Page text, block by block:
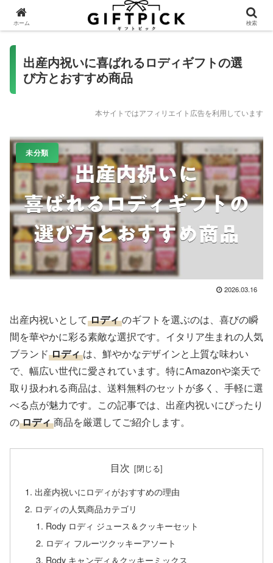
出産内祝いに喜ばれるロディギフトの選
び方とおすすめ商品
本サイトではアフィリエイト広告を利用しています
未分類
2026.03.16
出産内祝いとして ロディのギフトを選ぶのは、喜びの瞬
間を華やかに彩る素敵な選択です。イタリア生まれの人気
ブランド ロディ は、鮮やかなデザインと上質な味わい
で、幅広い世代に愛されています。特にAmazonや楽天で
取り扱われる商品は、送料無料のセットが多く、手軽に選
べる点が魅力です。この記事では、出産内祝いにぴったり
のロディ商品を厳選してご紹介します。
目次
出産内祝いにロディがおすすめの理由
ロディの人気商品カテゴリ
Rody ロディ ジュース＆クッキーセット
ロディ フルーツクッキーアソート
Rody キャンディ＆クッキーミックス
ホーム 検索